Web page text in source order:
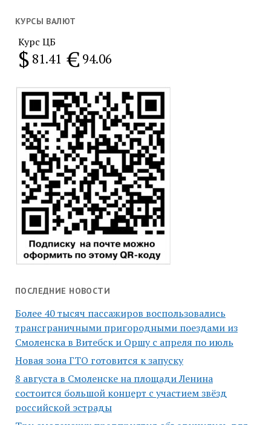
месяц
КУРСЫ ВАЛЮТ
Курс ЦБ
$ 81.41 € 94.06
ПОСЛЕДНИЕ НОВОСТИ
Более 40 тысяч пассажиров воспользовались
трансграничными пригородными поездами из
Смоленска в Витебск и Оршу с апреля по июль
Новая зона ГТО готовится к запуску
8 августа в Смоленске на площади Ленина
состоится большой концерт с участием звёзд
российской эстрады